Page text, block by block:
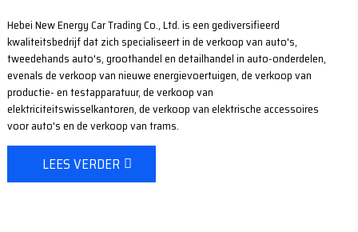
Hebei New Energy Car Trading Co., Ltd. is een gediversifieerd
kwaliteitsbedrijf dat zich specialiseert in de verkoop van auto's,
tweedehands auto's, groothandel en detailhandel in auto-onderdelen,
evenals de verkoop van nieuwe energievoertuigen, de verkoop van
productie- en testapparatuur, de verkoop van
elektriciteitswisselkantoren, de verkoop van elektrische accessoires
voor auto's en de verkoop van trams.
LEES VERDER